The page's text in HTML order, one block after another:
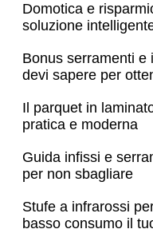
Domotica e
soluzione
Bonus serramenti e
devi sapere per
Il parquet in
pratica e moderna
Guida infissi e
per non sbagliare
Stufe a infrarossi
basso consumo il